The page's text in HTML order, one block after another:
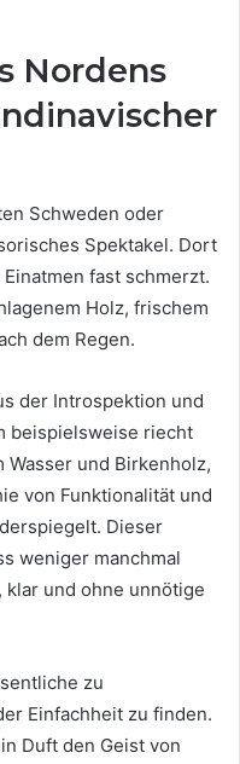
Nordens
Schweden oder
Spektakel. Dort
fast schmerzt.
Holz, frischem
dem Regen.
der Introspektion und
beispielsweise riecht
Wasser und Birkenholz,
von Funktionalität und
Dieser
weniger manchmal
klar und ohne unnötige
zu
Einfachheit zu finden.
Duft den Geist von